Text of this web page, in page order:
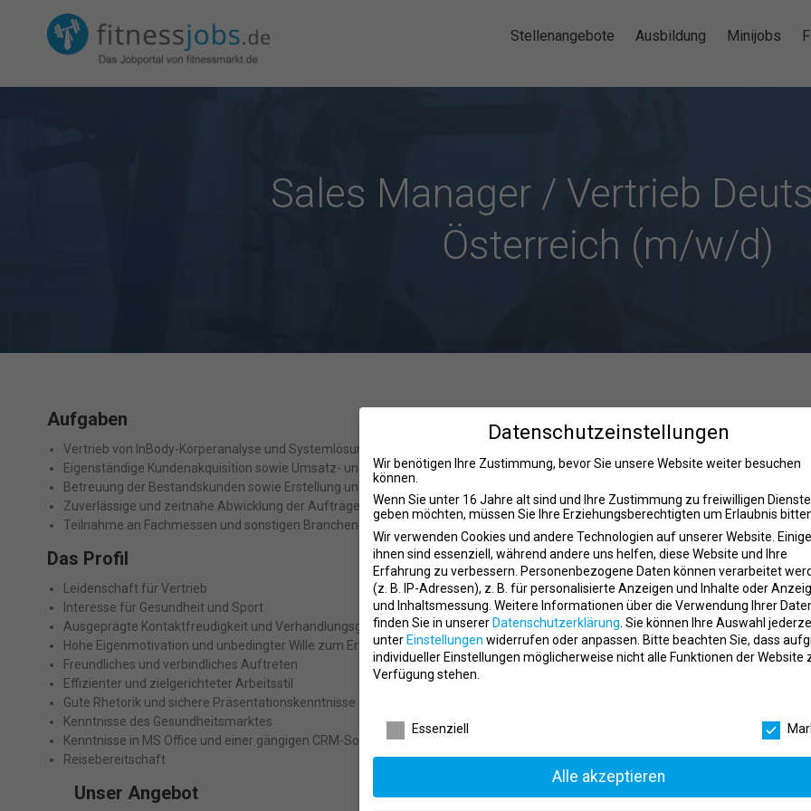
Stellenangebote Ausbildung Minijobs
Sales Manager / Vertrieb
Österreich (m/w/d)
Aufgaben
Vertrieb von InBody-Körperanalyse und Systemlösungen im Gesundheitsbereich im Außendienst
Eigenständige Kundenakquisition sowie Umsatz- und Ergebnisverantwortung für das zugeordnete Vertriebsgebiet
Betreuung der Bestandskunden sowie Erstellung und Präsentation von Angeboten
Zuverlässige und zeitnahe Abwicklung der Aufträge
Teilnahme an Fachmessen und sonstigen Branchenevents (momentan finden keine Events statt)
Das Profil
Leidenschaft für Vertrieb
Interesse für Gesundheit und Sport
Ausgeprägte Kontaktfreudigkeit und Verhandlungsgeschick
Hohe Eigenmotivation und unbedingter Wille zum Erfolg
Freundliches und verbindliches Auftreten
Effizienter und zielgerichteter Arbeitsstil
Gute Rhetorik und sichere Präsentationskenntnisse
Kenntnisse des Gesundheitsmarktes
Kenntnisse in MS Office und einer gängigen CRM-Software
Reisebereitschaft
Unser Angebot
Datenschutzeinstellungen
Wir benötigen Ihre Zustimmung, bevor Sie unsere Website weiter besuchen
können.
Wenn Sie unter 16 Jahre alt sind und Ihre Zustimmung zu freiwilligen
geben möchten, müssen Sie Ihre Erziehungsberechtigten um Erlaubnis
Wir verwenden Cookies und andere Technologien auf unserer Website.
ihnen sind essenziell, während andere uns helfen, diese Website und Ihre
Erfahrung zu verbessern. Personenbezogene Daten können verarbeitet
(z. B. IP-Adressen), z. B. für personalisierte Anzeigen und Inhalte oder
und Inhaltsmessung. Weitere Informationen über die Verwendung Ihrer
finden Sie in unserer Datenschutzerklärung. Sie können Ihre Auswahl
unter Einstellungen widerrufen oder anpassen. Bitte beachten Sie, dass
individueller Einstellungen möglicherweise nicht alle Funktionen der Website
Verfügung stehen.
Essenziell
Alle akzeptieren